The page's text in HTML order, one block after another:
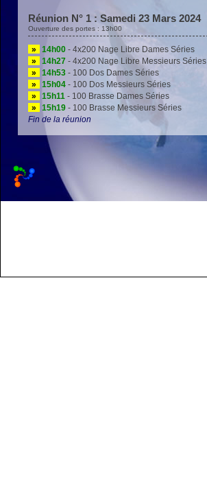
Réunion N° 1 : Samedi 23 Mars 2024
Ouverture des portes : 13h00
» 14h00 - 4x200 Nage Libre Dames Séries
»
14h27 - 4x200 Nage Libre Messieurs Séries
»
14h53 - 100 Dos Dames Séries
»
15h04 - 100 Dos Messieurs Séries
»
15h11 - 100 Brasse Dames Séries
»
15h19 - 100 Brasse Messieurs Séries
Fin de la réunion